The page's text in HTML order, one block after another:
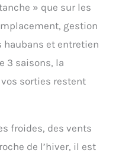
» que sur les
gestion
et entretien
3 saisons, la
sorties restent
froides, des vents
de l’hiver, il est